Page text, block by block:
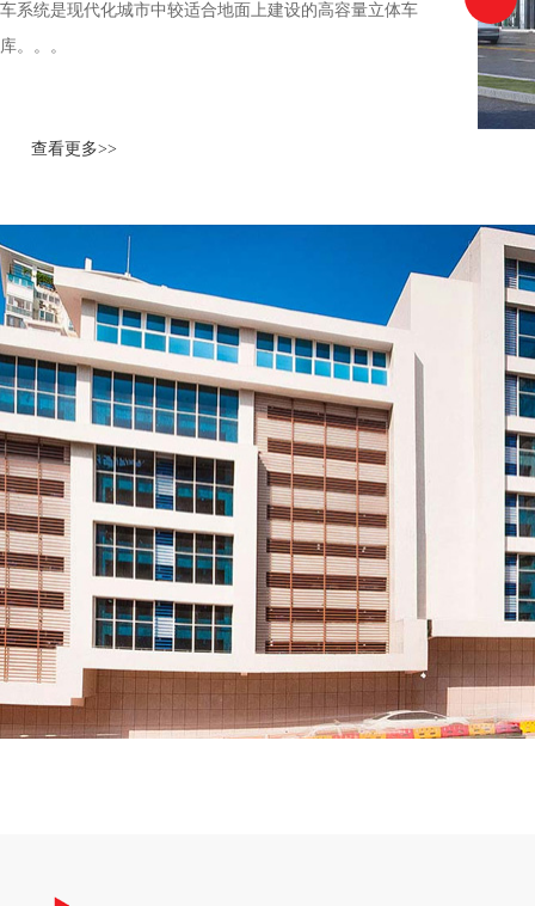
车系统是现代化城市中较适合地面上建设的高容量立体车
库。。。
查看更多>>